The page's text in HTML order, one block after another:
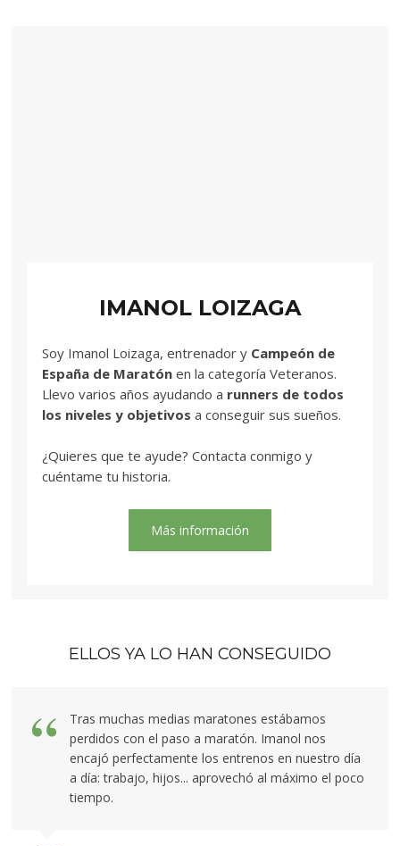
IMANOL LOIZAGA
Soy Imanol Loizaga, entrenador y Campeón de
España de Maratónen la categoría Veteranos.
Llevo varios años ayudando a runners de todos
los niveles y objetivos a conseguir sus sueños.
¿Quieres que te ayude? Contacta conmigo y
cuéntame tu historia.
Más información
ELLOS YA LO HAN CONSEGUIDO
Tras muchas medias maratones estábamos
perdidos con el paso a maratón. Imanol nos
encajó perfectamente los entrenos en nuestro día
a día: trabajo, hijos... aprovechó al máximo el poco
tiempo.